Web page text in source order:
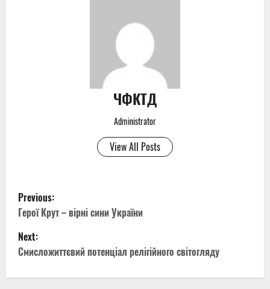
ЧФКТД
Administrator
View All Posts
P
o
s
Previous:
Герої Крут – вірні сини України
Next:
Смисложиттєвий потенціал релігійного світогляду